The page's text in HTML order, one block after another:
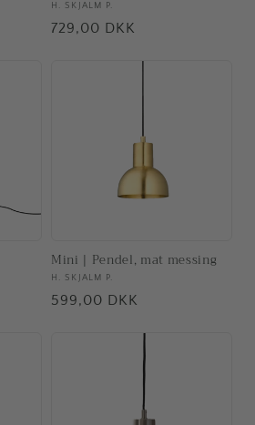
Forhandler:
H. SKJALM P.
Normalpris
729,00 DKK
Mini | Pendel, mat messing
Forhandler:
H. SKJALM P.
Normalpris
599,00 DKK